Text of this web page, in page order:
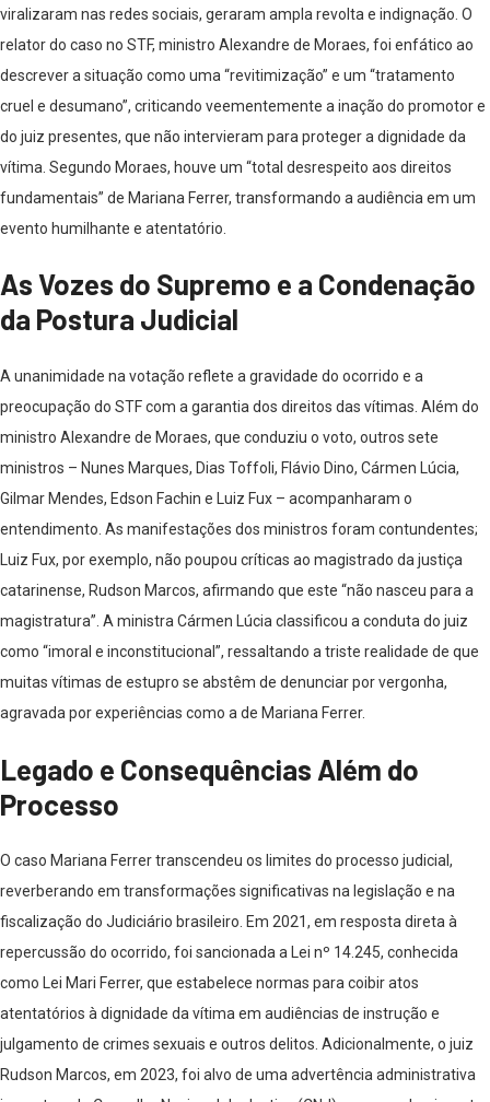
viralizaram nas redes sociais, geraram ampla revolta e indignação. O
relator do caso no STF, ministro Alexandre de Moraes, foi enfático ao
descrever a situação como uma “revitimização” e um “tratamento
cruel e desumano”, criticando veementemente a inação do promotor e
do juiz presentes, que não intervieram para proteger a dignidade da
vítima. Segundo Moraes, houve um “total desrespeito aos direitos
fundamentais” de Mariana Ferrer, transformando a audiência em um
evento humilhante e atentatório.
As Vozes do Supremo e a Condenação
da Postura Judicial
A unanimidade na votação reflete a gravidade do ocorrido e a
preocupação do STF com a garantia dos direitos das vítimas. Além do
ministro Alexandre de Moraes, que conduziu o voto, outros sete
ministros – Nunes Marques, Dias Toffoli, Flávio Dino, Cármen Lúcia,
Gilmar Mendes, Edson Fachin e Luiz Fux – acompanharam o
entendimento. As manifestações dos ministros foram contundentes;
Luiz Fux, por exemplo, não poupou críticas ao magistrado da justiça
catarinense, Rudson Marcos, afirmando que este “não nasceu para a
magistratura”. A ministra Cármen Lúcia classificou a conduta do juiz
como “imoral e inconstitucional”, ressaltando a triste realidade de que
muitas vítimas de estupro se abstêm de denunciar por vergonha,
agravada por experiências como a de Mariana Ferrer.
Legado e Consequências Além do
Processo
O caso Mariana Ferrer transcendeu os limites do processo judicial,
reverberando em transformações significativas na legislação e na
fiscalização do Judiciário brasileiro. Em 2021, em resposta direta à
repercussão do ocorrido, foi sancionada a Lei nº 14.245, conhecida
como Lei Mari Ferrer, que estabelece normas para coibir atos
atentatórios à dignidade da vítima em audiências de instrução e
julgamento de crimes sexuais e outros delitos. Adicionalmente, o juiz
Rudson Marcos, em 2023, foi alvo de uma advertência administrativa